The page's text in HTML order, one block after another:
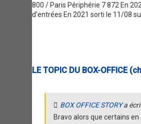
800 / Paris Périphérie 7 872 En
d'entrées En 2021 sorti le 11/08 sur
LE TOPIC DU BOX-OFFICE
BOX OFFICE STORYa
Bravo alors que certains en